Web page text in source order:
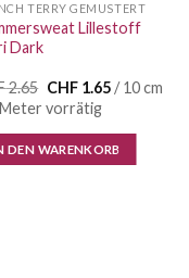
TERRY GEMUSTERT
Lillestoff
Dark
2.65 Ursprünglicher
Preis
war:
CHF 2.65
CHF1.65Aktueller
CHF 1.65.
/ 10 cm
vorrätig
DEN WARENKORB